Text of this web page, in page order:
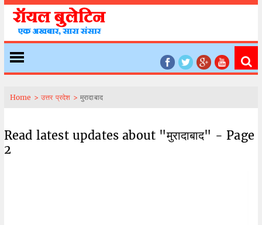
Home > उत्तर प्रदेश > मुरादाबाद
Read latest updates about "मुरादाबाद" - Page
2